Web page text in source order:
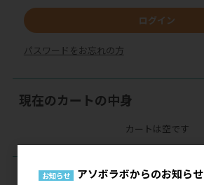
ログイン
パスワードをお忘れの方
現在のカートの中身
カートは空です
カテゴリーで探す
お知らせ アソボラボからのお知らせ